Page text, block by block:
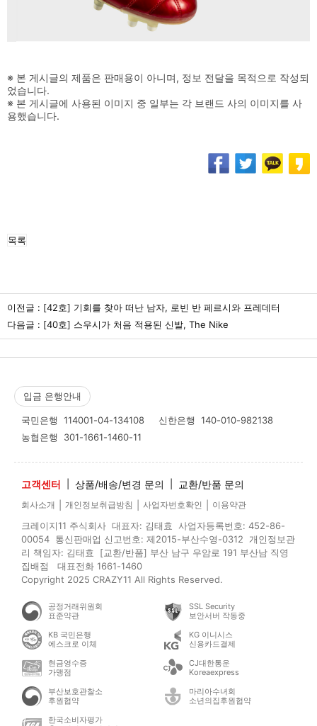
※ 본 게시글의 제품은 판매용이 아니며, 정보 전달을 목적으로 작성되
었습니다.
※ 본 게시글에 사용된 이미지 중 일부는 각 브랜드 사의 이미지를 사
용했습니다.
목록
이전글 : [42호] 기회를 찾아 떠난 남자, 로빈 반 페르시와 프레데터
다음글 : [40호] 스우시가 처음 적용된 신발, The Nike
입금 은행안내
국민은행 114001-04-134108 신한은행 140-010-982138
농협은행 301-1661-1460-11
고객센터 상품/배송/변경 문의 교환/반품 문의
회사소개 개인정보취급방침 사업자번호확인 이용약관
크레이지11 주식회사 대표자: 김태효 사업자등록번호: 452-86-
00054 통신판매업 신고번호: 제2015-부산수영-0312 개인정보관
리 책임자: 김태효 [교환/반품] 부산 남구 우암로 191 부산남 직영
집배점 대표전화 1661-1460
Copyright 2025 CRAZY11 All Rights Reserved.
공정거래위원회
표준약관
SSL Security
보안서버 작동중
KB 국민은행
에스크로 이체
KG 이니시스
신용카드결제
현금영수증
가맹점
CJ대한통운
Koreaexpress
부산보호관찰소
후원협약
마리아수녀회
소년의집후원협약
한국소비자평가